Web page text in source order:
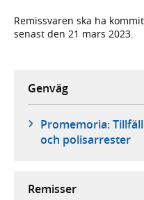
Remissvaren ska ha
senast den 21 mars 2023.
Genväg
Promemoria:
och polisarrester
Remisser